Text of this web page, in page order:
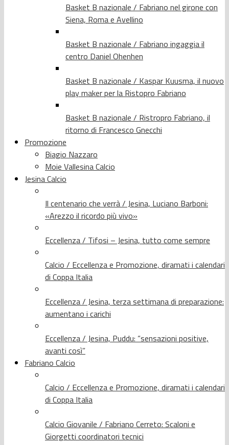
Basket B nazionale / Fabriano nel girone con
Siena, Roma e Avellino
Basket B nazionale / Fabriano ingaggia il
centro Daniel Ohenhen
Basket B nazionale / Kaspar Kuusma, il nuovo
play maker per la Ristopro Fabriano
Basket B nazionale / Ristropro Fabriano, il
ritorno di Francesco Gnecchi
Promozione
Biagio Nazzaro
Moie Vallesina Calcio
Jesina Calcio
Il centenario che verrà / Jesina, Luciano Barboni:
«Arezzo il ricordo più vivo»
Eccellenza / Tifosi – Jesina, tutto come sempre
Calcio / Eccellenza e Promozione, diramati i calendari
di Coppa Italia
Eccellenza / Jesina, terza settimana di preparazione:
aumentano i carichi
Eccellenza / Jesina, Puddu: “sensazioni positive,
avanti così”
Fabriano Calcio
Calcio / Eccellenza e Promozione, diramati i calendari
di Coppa Italia
Calcio Giovanile / Fabriano Cerreto: Scaloni e
Giorgetti coordinatori tecnici